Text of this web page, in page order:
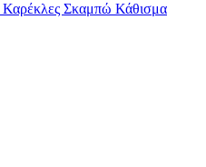
Καρέκλες Σκαμπώ Κάθισμα